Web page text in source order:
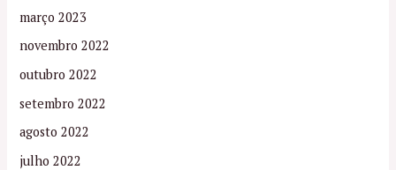
março 2023
novembro 2022
outubro 2022
setembro 2022
agosto 2022
julho 2022